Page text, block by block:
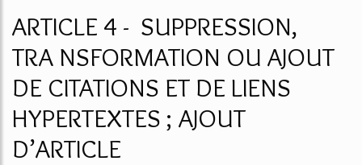
ARTICLE 4 - SUPPRESSION,
TRA NSFORMATION OU AJOUT
DE CITATIONS ET DE LIENS
HYPERTEXTES ; AJOUT
D’ARTICLE